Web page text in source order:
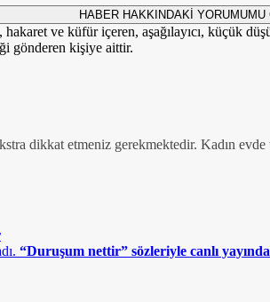
HABER HAKKINDAKİ YORUMUMU
hakaret ve küfür içeren, aşağılayıcı, küçük
gönderen kişiye aittir.
dikkat etmeniz gerekmektedir. Kadın
“Duruşum nettir” sözleriyle canlı yayında